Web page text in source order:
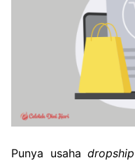
Punya usahadropship